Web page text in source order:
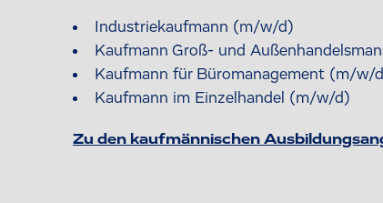
Industriekaufmann (m/w/d)
Kaufmann Groß- und
Kaufmann für Büromanagement (m/w/
Kaufmann im Einzelhandel (m/w/d)
Zu den kaufmännischen